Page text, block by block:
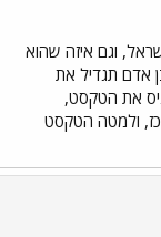
וגם איזה שהוא
אדם תגדיל את
את הטקסט,
ולמטה הטקסט